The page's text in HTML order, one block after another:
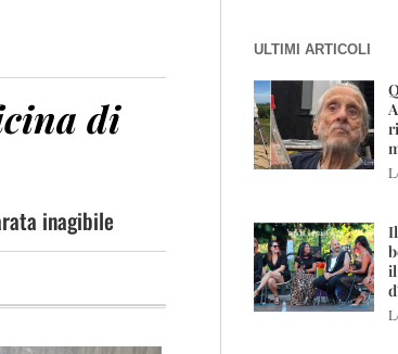
di
inagibile
ULTIMI ARTICOLI